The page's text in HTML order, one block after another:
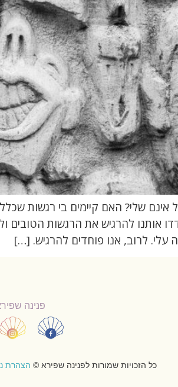
אינם שלי? האם קיימים בי רגשות
אותנו להרגיש את הרגשות
לרוב, אנו פוחדים להרגיש. […]
פנינה
כל הזכויות שמורות לפנינה שפירא © הצהרת